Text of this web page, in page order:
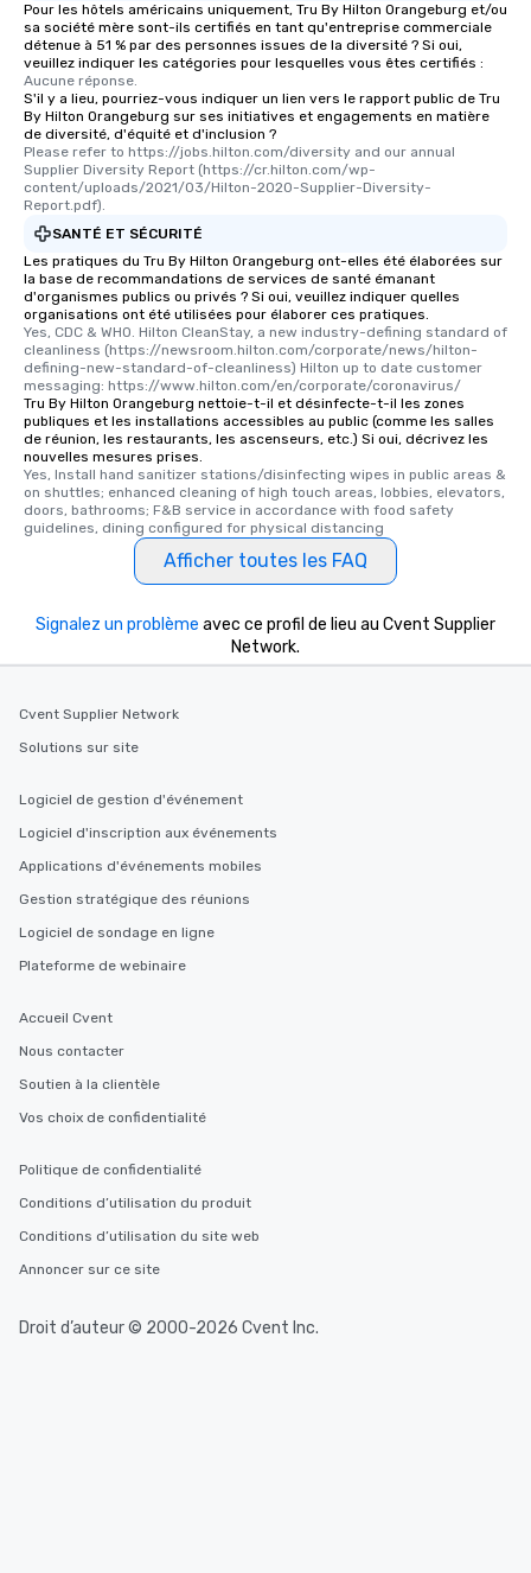
Pour les hôtels américains uniquement, Tru By Hilton Orangeburg et/ou
sa société mère sont-ils certifiés en tant qu'entreprise commerciale
détenue à 51 % par des personnes issues de la diversité ? Si oui,
veuillez indiquer les catégories pour lesquelles vous êtes certifiés :
Aucune réponse.
S'il y a lieu, pourriez-vous indiquer un lien vers le rapport public de Tru
By Hilton Orangeburg sur ses initiatives et engagements en matière
de diversité, d'équité et d'inclusion ?
Please refer to https://jobs.hilton.com/diversity and our annual
Supplier Diversity Report (https://cr.hilton.com/wp-
content/uploads/2021/03/Hilton-2020-Supplier-Diversity-
Report.pdf).
SANTÉ ET SÉCURITÉ
Les pratiques du Tru By Hilton Orangeburg ont-elles été élaborées sur
la base de recommandations de services de santé émanant
d'organismes publics ou privés ? Si oui, veuillez indiquer quelles
organisations ont été utilisées pour élaborer ces pratiques.
Yes, CDC & WHO. Hilton CleanStay, a new industry-defining standard of
cleanliness (https://newsroom.hilton.com/corporate/news/hilton-
defining-new-standard-of-cleanliness) Hilton up to date customer
messaging: https://www.hilton.com/en/corporate/coronavirus/
Tru By Hilton Orangeburg nettoie-t-il et désinfecte-t-il les zones
publiques et les installations accessibles au public (comme les salles
de réunion, les restaurants, les ascenseurs, etc.) Si oui, décrivez les
nouvelles mesures prises.
Yes, Install hand sanitizer stations/disinfecting wipes in public areas &
on shuttles; enhanced cleaning of high touch areas, lobbies, elevators,
doors, bathrooms; F&B service in accordance with food safety
guidelines, dining configured for physical distancing
Afficher toutes les FAQ
Signalez un problème avec ce profil de lieu au Cvent Supplier
Network.
Cvent Supplier Network
Solutions sur site
Logiciel de gestion d'événement
Logiciel d'inscription aux événements
Applications d'événements mobiles
Gestion stratégique des réunions
Logiciel de sondage en ligne
Plateforme de webinaire
Accueil Cvent
Nous contacter
Soutien à la clientèle
Vos choix de confidentialité
Politique de confidentialité
Conditions d’utilisation du produit
Conditions d’utilisation du site web
Annoncer sur ce site
Droit d’auteur © 2000-2026 Cvent Inc.